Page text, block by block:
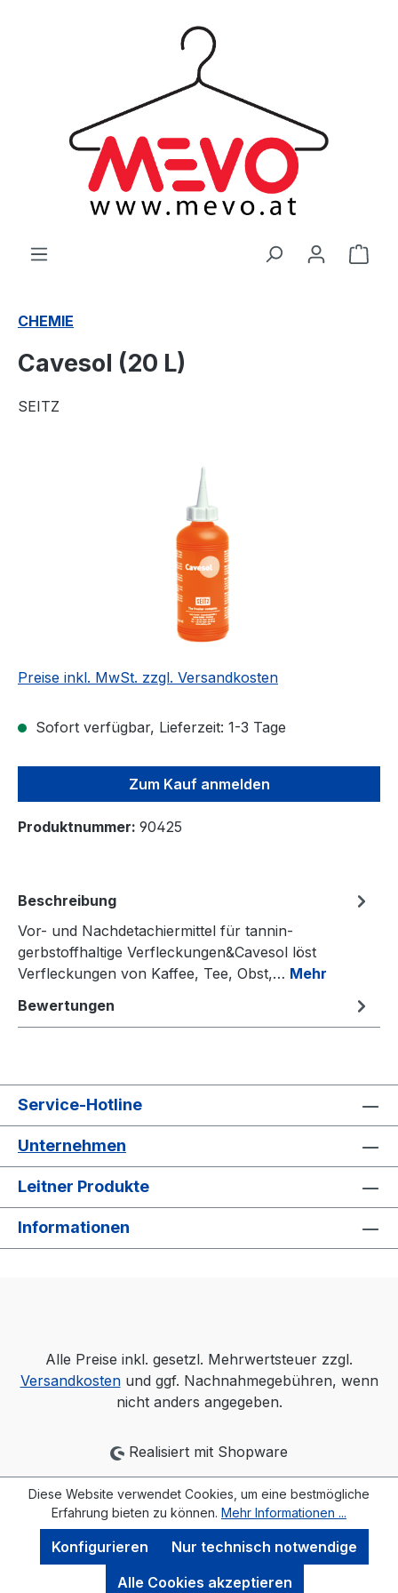
CHEMIE
Cavesol (20 L)
SEITZ
Preise inkl. MwSt. zzgl. Versandkosten
Sofort verfügbar, Lieferzeit: 1-3 Tage
Zum Kauf anmelden
Produktnummer: 90425
Beschreibung
Vor- und Nachdetachiermittel für tannin-
gerbstoffhaltige Verfleckungen&Cavesol löst
Verfleckungen von Kaffee, Tee, Obst,… Mehr
Bewertungen
Service-Hotline
Unternehmen
Leitner Produkte
Informationen
Alle Preise inkl. gesetzl. Mehrwertsteuer zzgl.
Versandkostenund ggf. Nachnahmegebühren, wenn
nicht anders angegeben.
Realisiert mit Shopware
Diese Website verwendet Cookies, um eine bestmögliche
Erfahrung bieten zu können. Mehr Informationen ...
Nur technisch notwendige
Konfigurieren
Alle Cookies akzeptieren